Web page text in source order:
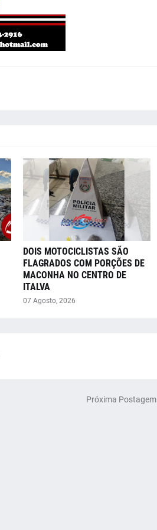
DOIS MOTOCICLISTAS SÃO
FLAGRADOS COM PORÇÕES DE
MACONHA NO CENTRO DE
ITALVA
07 Agosto, 2026
Próxima Postagem